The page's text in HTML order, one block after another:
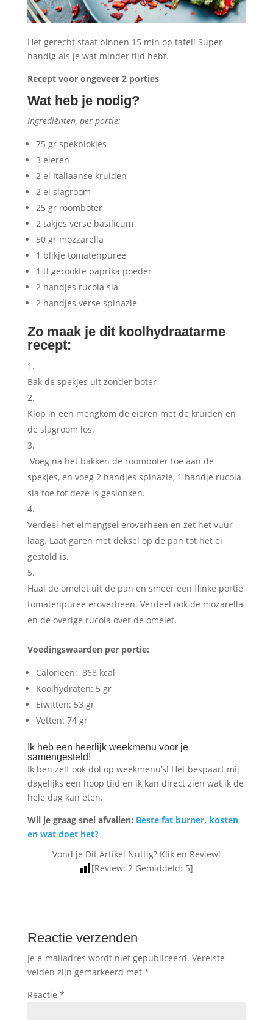
Het gerecht staat binnen 15 min op tafel! Super
handig als je wat minder tijd hebt.
Recept voor ongeveer 2 porties
Wat heb je nodig?
Ingrediënten, per portie:
75 gr spekblokjes
3 eieren
2 el Italiaanse kruiden
2 el slagroom
25 gr roomboter
2 takjes verse basilicum
50 gr mozzarella
1 blikje tomatenpuree
1 tl gerookte paprika poeder
2 handjes rucola sla
2 handjes verse spinazie
Zo maak je dit koolhydraatarme
recept:
Bak de spekjes uit zonder boter
Klop in een mengkom de eieren met de kruiden en
de slagroom los.
Voeg na het bakken de roomboter toe aan de
spekjes, en voeg 2 handjes spinazie, 1 handje rucola
sla toe tot deze is geslonken.
Verdeel het eimengsel eroverheen en zet het vuur
laag. Laat garen met deksel op de pan tot het ei
gestold is.
Haal de omelet uit de pan en smeer een flinke portie
tomatenpuree eroverheen. Verdeel ook de mozarella
en de overige rucola over de omelet.
Voedingswaarden per portie:
Calorieën: 868 kcal
Koolhydraten: 5 gr
Eiwitten: 53 gr
Vetten: 74 gr
Ik heb een heerlijk weekmenu voor je
samengesteld!
Ik ben zelf ook dol op weekmenu’s! Het bespaart mij
dagelijks een hoop tijd en ik kan direct zien wat ik de
hele dag kan eten.
Wil je graag snel afvallen: Beste fat burner, kosten
en wat doet het?
Vond je Dit Artikel Nuttig? Klik en Review!
[Review: 2 Gemiddeld: 5]
Reactie verzenden
Je e-mailadres wordt niet gepubliceerd. Vereiste
velden zijn gemarkeerd met *
Reactie *